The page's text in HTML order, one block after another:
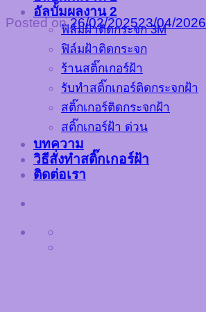
อัลบั้มผลงาน 2
ฟิล์มฝ้าติดกระจก 3M
ฟิล์มฝ้าติดกระจก
ร้านสติ๊กเกอร์ฝ้า
รับทำสติ๊กเกอร์ติดกระจกฝ้า
สติ๊กเกอร์ติดกระจกฝ้า
สติ๊กเกอร์ฝ้า ด่วน
บทความ
วิธีสั่งทำสติ๊กเกอร์ฝ้า
ติดต่อเรา
Posted on26/02/202523/04/2026